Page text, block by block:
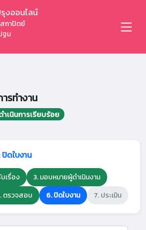
งออนไลน์
ถาปัตย์
ฐม
รทำงาน
เนินการเรียบร้อย
ปิดใบงาน
เรื่อง
3. มอบหมายผู้ดำเนินงาน
ตรวจสอบ 6. ปิดใบงาน 7. ประเมิน